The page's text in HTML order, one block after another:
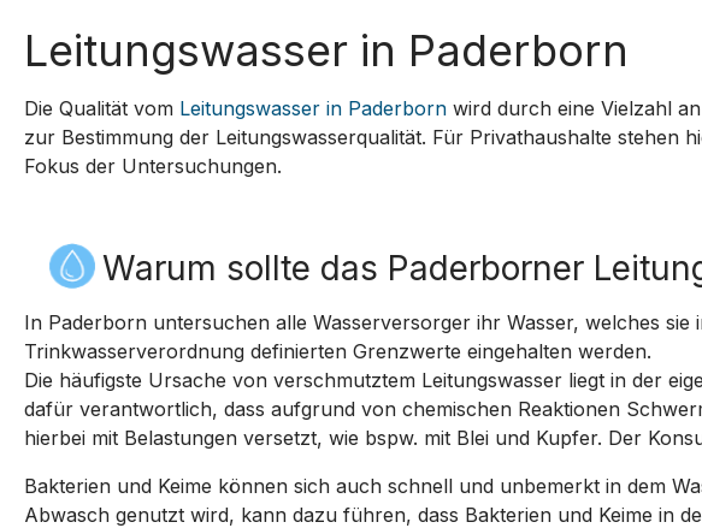
Leitungswasser in Paderborn
Die Qualität vom Leitungswasser in Paderborn wird durch eine Vielzahl
zur Bestimmung der Leitungswasserqualität. Für Privathaushalte stehen
Fokus der Untersuchungen.
Warum sollte das Paderborner
In Paderborn untersuchen alle Wasserversorger ihr Wasser, welches
Trinkwasserverordnung definierten Grenzwerte eingehalten werden.
Die häufigste Ursache von verschmutztem Leitungswasser liegt in der
dafür verantwortlich, dass aufgrund von chemischen Reaktionen
hierbei mit Belastungen versetzt, wie bspw. mit Blei und Kupfer. Der
Bakterien und Keime können sich auch schnell und unbemerkt in dem
Abwasch genutzt wird, kann dazu führen, dass Bakterien und Keime in